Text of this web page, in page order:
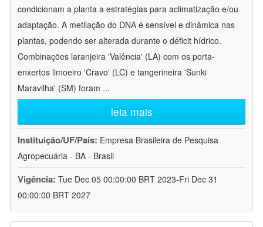
condicionam a planta a estratégias para aclimatização e/ou
adaptação. A metilação do DNA é sensível e dinâmica nas
plantas, podendo ser alterada durante o déficit hídrico.
Combinações laranjeira 'Valência' (LA) com os porta-
enxertos limoeiro 'Cravo' (LC) e tangerineira 'Sunki
Maravilha' (SM) foram ...
leia mais
Instituição/UF/País: Empresa Brasileira de Pesquisa
Agropecuária - BA - Brasil
Vigência: Tue Dec 05 00:00:00 BRT 2023-Fri Dec 31
00:00:00 BRT 2027